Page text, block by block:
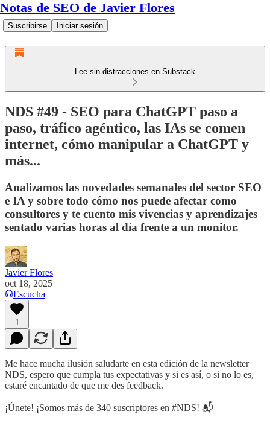
Notas de SEO de Javier Flores
Suscribirse Iniciar sesión
Lee sin distracciones en Substack
NDS #49 - SEO para ChatGPT paso a
paso, tráfico agéntico, las IAs se comen
internet, cómo manipular a ChatGPT y
más...
Analizamos las novedades semanales del sector SEO
e IA y sobre todo cómo nos puede afectar como
consultores y te cuento mis vivencias y aprendizajes
sentado varias horas al día frente a un monitor.
Javier Flores
oct 18, 2025
Escucha
1
Me hace mucha ilusión saludarte en esta edición de la newsletter
NDS, espero que cumpla tus expectativas y si es así, o si no lo es,
estaré encantado de que me des feedback.
¡Únete! ¡Somos más de 340 suscriptores en #NDS! 📬